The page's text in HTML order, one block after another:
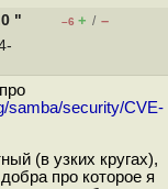
" –6 + / –
samba/security/CVE-
(в узких кругах),
про которое я